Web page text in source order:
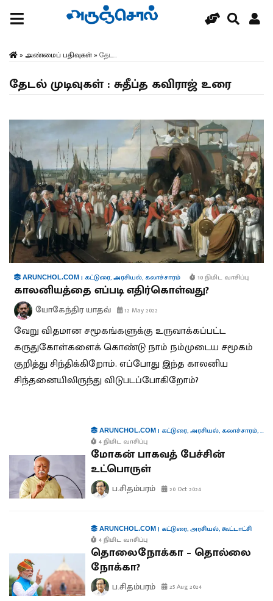
» அண்மைப் பதிவுகள்» தேட...
தேடல் முடிவுகள் : சுதீப்த கவிராஜ் உரை
ARUNCHOL.COM | கட்டுரை,அரசியல், கலாச்சாரம் 10 நிமிட வாசிப்பு
காலனியத்தை எப்படி எதிர்கொள்வது?
யோகேந்திர யாதவ் 12 May 2022
வேறு விதமான சமூகங்களுக்கு உருவாக்கப்பட்ட
கருதுகோள்களைக் கொண்டு நாம் நம்முடைய சமூகம்
குறித்து சிந்திக்கிறோம். எப்போது இந்த காலனிய
சிந்தனையிலிருந்து விடுபடப்போகிறோம்?
ARUNCHOL.COM| கட்டுரை,அரசியல், கலாச்சாரம்,
4 நிமிட வாசிப்பு
மோகன் பாகவத் பேச்சின்
உட்பொருள்
ப.சிதம்பரம் 20 Oct 2024
ARUNCHOL.COM| கட்டுரை,அரசியல்,கூட்டாட்சி
4 நிமிட வாசிப்பு
தொலைநோக்கா – தொல்லை
நோக்கா?
ப.சிதம்பரம் 25 Aug 2024